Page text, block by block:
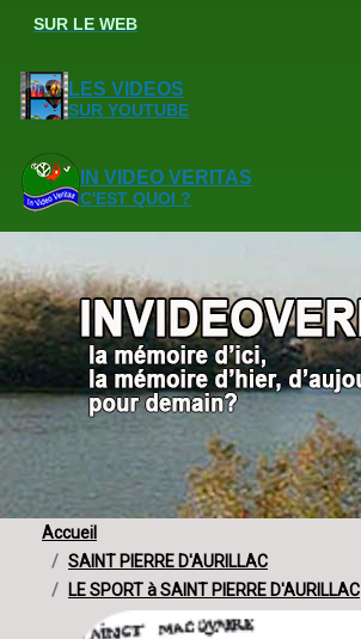
SUR LE WEB
LES VIDEOS
SUR YOUTUBE
IN VIDEO VERITAS
C'EST QUOI ?
Accueil
SAINT PIERRE D'AURILLAC
LE SPORT à SAINT PIERRE D'AURILLAC